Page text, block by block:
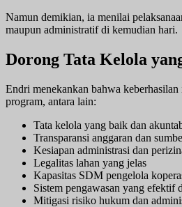
Namun demikian, ia menilai
maupun administratif di kemudian hari.
Dorong Tata Kelola
Endri menekankan bahwa
program, antara lain:
Tata kelola yang baik dan
Transparansi anggaran dan
Kesiapan administrasi dan
Legalitas lahan yang jelas
Kapasitas SDM pengelola
Sistem pengawasan yang efektif
Mitigasi risiko hukum dan